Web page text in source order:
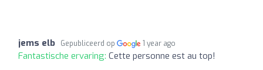
jems elb Gepubliceerd op 1 year ago
Fantastische ervaring: Cette personne est au top!